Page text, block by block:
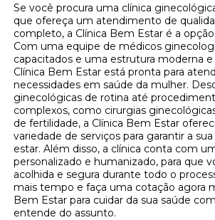
Se você procura uma clínica
que ofereça um atendimento de
completo, a Clínica Bem Estar é a
Com uma equipe de médicos
capacitados e uma estrutura moderna
Clínica Bem Estar está pronta para
necessidades em saúde da mulher.
ginecológicas de rotina até
complexos, como cirurgias
de fertilidade, a Clínica Bem Estar
variedade de serviços para garantir a
estar. Além disso, a clínica conta com
personalizado e humanizado, para que
acolhida e segura durante todo o
mais tempo e faça uma cotação agora
Bem Estar para cuidar da sua saúde
entende do assunto.